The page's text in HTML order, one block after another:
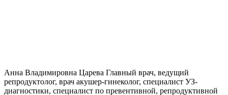
Анна Владимировна Царева Главный врач, ведущий
репродуктолог, врач акушер-гинеколог, специалист УЗ-
диагностики, специалист по превентивной, репродуктивной